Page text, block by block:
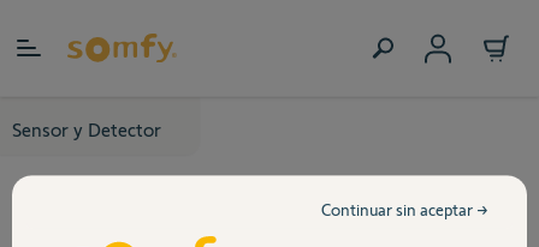
Sensor y Detector
Continuar sin aceptar →